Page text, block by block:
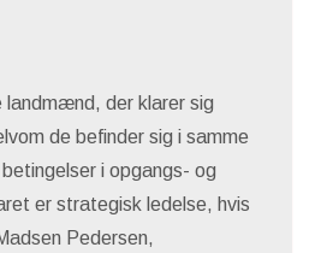
landmænd, der klarer sig
de befinder sig i samme
i opgangs- og
er strategisk ledelse, hvis
Pedersen,